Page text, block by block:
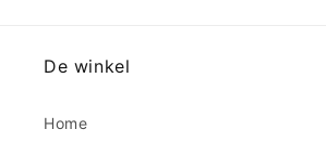
De winkel
Home